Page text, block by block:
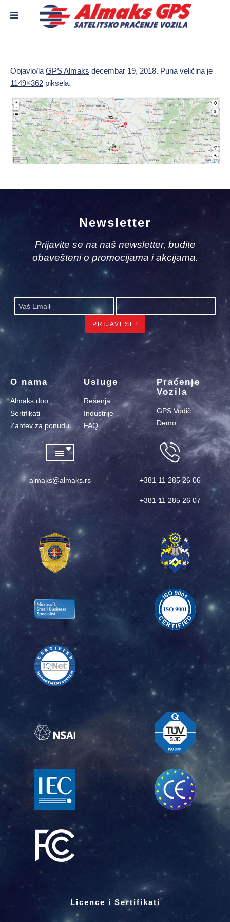
Objavio/la GPS Almaks decembar 19, 2018. Puna veličina je
1149×362 piksela.
Newsletter
Prijavite se na naš newsletter, budite
obavešteni o promocijama i akcijama.
O nama
Almaks doo
Sertifikati
Zahtev za ponudu
Usluge
Rešenja
Industrije
FAQ
Praćenje
Vozila
GPS Vodič
Demo
almaks@almaks.rs +381 11 285 26 06
+381 11 285 26 07
Licence i Sertifikati